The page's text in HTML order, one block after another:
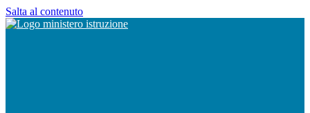
Salta al contenuto